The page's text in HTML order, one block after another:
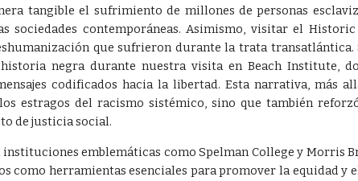
tangible el sufrimiento de millones de personas
sociedades contemporáneas. Asimismo, visitar el
que sufrieron durante la trata
negra durante nuestra visita en Beach Institute,
codificados hacia la libertad. Esta narrativa, más
estragos del racismo sistémico, sino que también
de justicia social.
emblemáticas como Spelman College y Morris
como herramientas esenciales para promover la equidad